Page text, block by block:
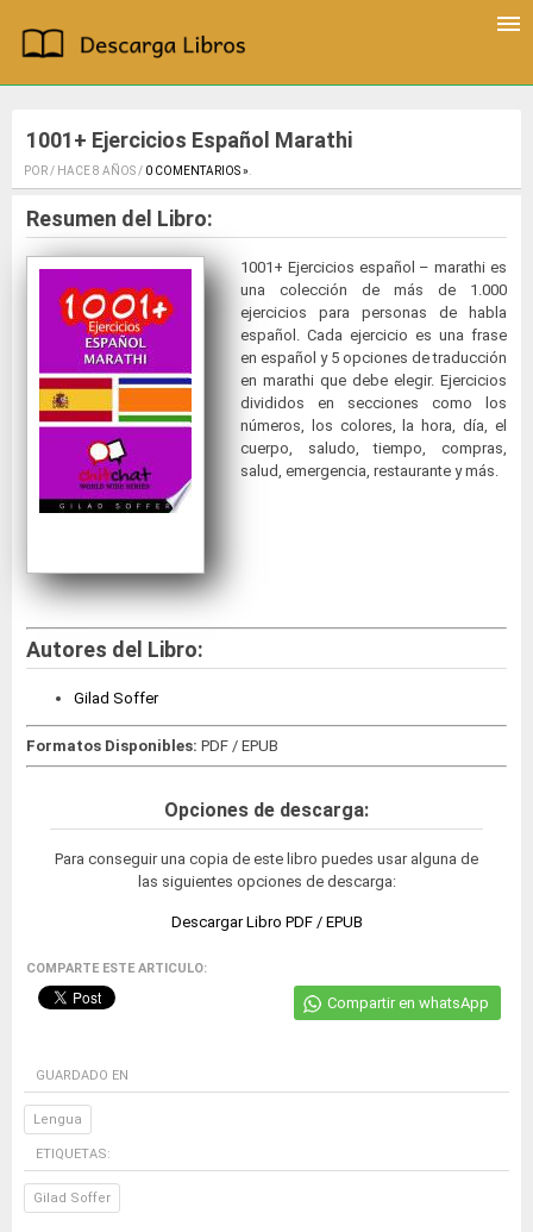
1001+ Ejercicios Español Marathi
POR / HACE 8 AÑOS / 0 COMENTARIOS ».
Resumen del Libro:
1001+ Ejercicios español – marathi es
una colección de más de 1.000
ejercicios para personas de habla
español. Cada ejercicio es una frase
en español y 5 opciones de traducción
en marathi que debe elegir. Ejercicios
divididos en secciones como los
números, los colores, la hora, día, el
cuerpo, saludo, tiempo, compras,
salud, emergencia, restaurante y más.
Autores del Libro:
Gilad Soffer
Formatos Disponibles: PDF / EPUB
Opciones de descarga:
Para conseguir una copia de este libro puedes usar alguna de
las siguientes opciones de descarga:
Descargar Libro PDF / EPUB
COMPARTE ESTE ARTICULO:
Compartir en whatsApp
GUARDADO EN
Lengua
ETIQUETAS:
Gilad Soffer